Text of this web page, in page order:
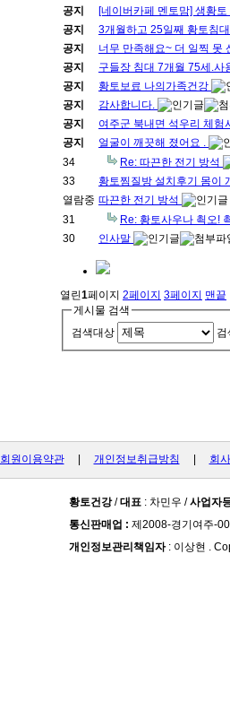
공지
[네이버카페 멘토맘] 생황
공지
3개월하고 25일째 황토침
공지
너무 만족해요~ 더 일찍 못
공지
구들장 침대 7개월 75세.
공지
황토보료 나의가족건강
공지
감사합니다.
공지
여주군 북내면 석우리 체험
공지
얼굴이 깨끗해 졌어요 .
34
Re: 따끈한 전기 방석
33
황토찜질방 설치후기 몸이
열람중 따끈한 전기 방석
31
Re: 황토사우나 쵝오!
30
인사말
열린1페이지 2페이지 3페이지 맨끝
게시물 검색
검색대상
검
회원이용약관| 개인정보취급방침 회
황토건강/대표 : 차민우 /사업자
통신판매업 : 제2008-경기여주-
개인정보관리책임자: 이상현 .